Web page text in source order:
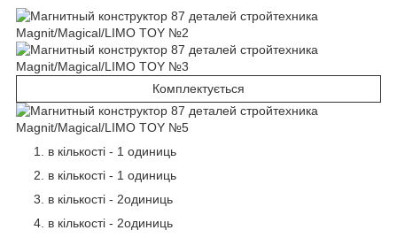
Комплектується
в кількості - 1 одиниць
в кількості - 1 одиниць
в кількості - 2одиниць
в кількості - 2одиниць